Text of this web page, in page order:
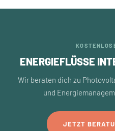
ENERGIEFLÜSSE
Wir beraten dich zu
und
JETZT